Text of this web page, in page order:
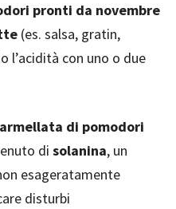
pronti da novembre
(es. salsa, gratin,
l’acidità con uno o due
di pomodori
di solanina, un
esageratamente
disturbi